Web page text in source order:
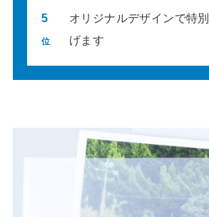
5
位
オリジナルデザインで特
げます